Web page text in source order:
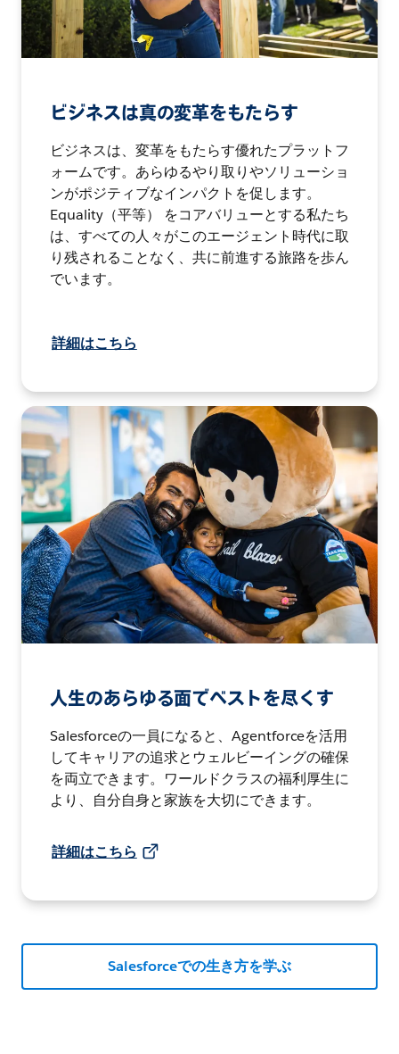
ビジネスは真の変革をもたらす
ビジネスは、変革をもたらす優れたプラットフ
ォームです。あらゆるやり取りやソリューショ
ンがポジティブなインパクトを促します。
Equality（平等） をコアバリューとする私たち
は、すべての人々がこのエージェント時代に取
り残されることなく、共に前進する旅路を歩ん
でいます。
詳細はこちら
人生のあらゆる面でベストを尽くす
Salesforceの一員になると、Agentforceを活用
してキャリアの追求とウェルビーイングの確保
を両立できます。ワールドクラスの福利厚生に
より、自分自身と家族を大切にできます。
詳細はこちら
Salesforceでの生き方を学ぶ